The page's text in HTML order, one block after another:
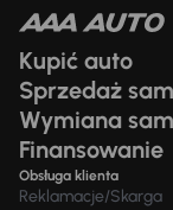
Kupić auto
Sprzedaż
Wymiana
Finansowanie
Obsługa klienta
Reklamacje/Skarga